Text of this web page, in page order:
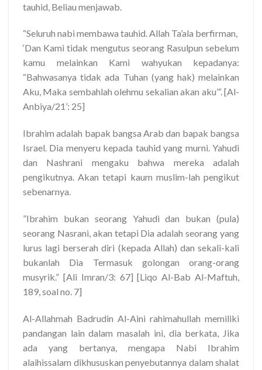
tauhid, Beliau menjawab.
“Seluruh nabi membawa tauhid. Allah Ta’ala berfirman,
‘Dan Kami tidak mengutus seorang Rasulpun sebelum
kamu melainkan Kami wahyukan kepadanya:
“Bahwasanya tidak ada Tuhan (yang hak) melainkan
Aku, Maka sembahlah olehmu sekalian akan aku’“. [Al-
Anbiya/21’: 25]
Ibrahim adalah bapak bangsa Arab dan bapak bangsa
Israel. Dia menyeru kepada tauhid yang murni. Yahudi
dan Nashrani mengaku bahwa mereka adalah
pengikutnya. Akan tetapi kaum muslim-lah pengikut
sebenarnya.
”Ibrahim bukan seorang Yahudi dan bukan (pula)
seorang Nasrani, akan tetapi Dia adalah seorang yang
lurus lagi berserah diri (kepada Allah) dan sekali-kali
bukanlah Dia Termasuk golongan orang-orang
musyrik.” [Ali Imran/3: 67] [Liqo Al-Bab Al-Maftuh,
189, soal no. 7]
Al-Allahmah Badrudin Al-Aini rahimahullah memiliki
pandangan lain dalam masalah ini, dia berkata, Jika
ada yang bertanya, mengapa Nabi Ibrahim
alaihissalam dikhususkan penyebutannya dalam shalat